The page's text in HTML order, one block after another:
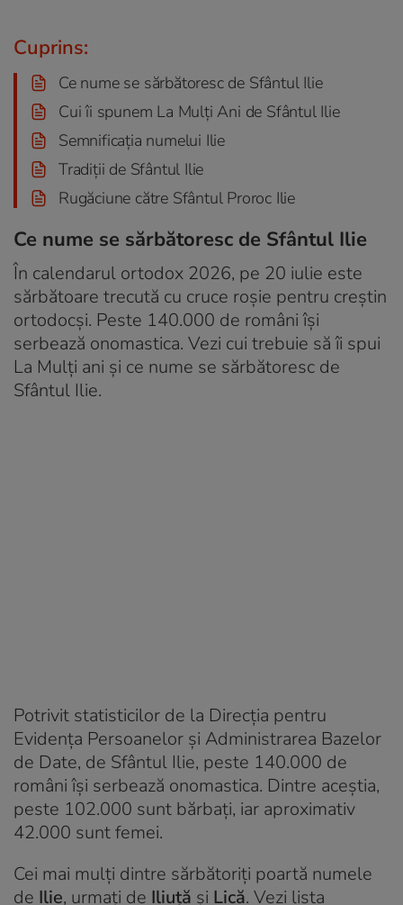
Cuprins:
Ce nume se sărbătoresc de Sfântul Ilie
Cui îi spunem La Mulți Ani de Sfântul Ilie
Semnificația numelui Ilie
Tradiții de Sfântul Ilie
Rugăciune către Sfântul Proroc Ilie
Ce nume se sărbătoresc de Sfântul Ilie
În calendarul ortodox 2026, pe 20 iulie este
sărbătoare trecută cu cruce roșie pentru creștin
ortodocși. Peste 140.000 de români își
serbează onomastica. Vezi cui trebuie să îi spui
La Mulți ani și ce nume se sărbătoresc de
Sfântul Ilie.
Potrivit statisticilor de la Direcția pentru
Evidența Persoanelor și Administrarea Bazelor
de Date, de Sfântul Ilie, peste 140.000 de
români își serbează onomastica. Dintre aceștia,
peste 102.000 sunt bărbați, iar aproximativ
42.000 sunt femei.
Cei mai mulți dintre sărbătoriți poartă numele
de Ilie, urmați de Iliuță și Lică. Vezi lista